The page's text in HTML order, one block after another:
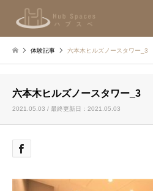
体験記事 六本木ヒルズノースタワー_3
六本木ヒルズノースタワー_3
2021.05.03 / 最終更新日：2021.05.03